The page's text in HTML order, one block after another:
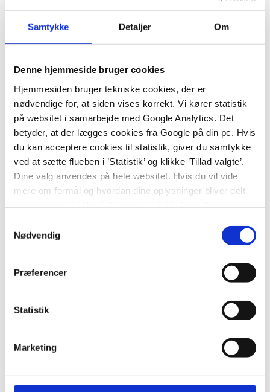
Samtykke Detaljer Om
Denne hjemmeside bruger cookies
Hjemmesiden bruger tekniske cookies, der er
nødvendige for, at siden vises korrekt. Vi kører statistik
på websitet i samarbejde med Google Analytics. Det
betyder, at der lægges cookies fra Google på din pc. Hvis
du kan acceptere cookies til statistik, giver du samtykke
ved at sætte flueben i ’Statistik’ og klikke ’Tillad valgte’.
Dine valg anvendes på hele websitet. Hvis du vil vide
mere om formål og hvordan dine oplysninger bliver delt
i nederste venstre hjørne på websitet.
Nødvendig
Præferencer
Statistik
Marketing
søvnforstyrrelser. Formålet med denne forskning er
varianter.
Derudover forsker Sebastian Ortiz på EEG-
funktioner, der kan bidrage til diagnosen fra et
neurofysiologisk synspunkt. Dette vil hjælpe
pædiatere, genetikere og neurofysiologer med at
genkende disse sygdomme.
Endvidere planlægger Sebastian Ortiz at udvikle en
patient/lægeportal, hvor alle fagfolk involveret i
denne tilstand. Dette initiativ sigter mod at lette
informationsudveksling og samarbejde mellem
forskellige samfundsmedlemmer, der er involveret i
behandlingen af patienter med GABAAR-
Forskningsfelt
Dyb fænotypisk evaluering af patienter med
EEG.